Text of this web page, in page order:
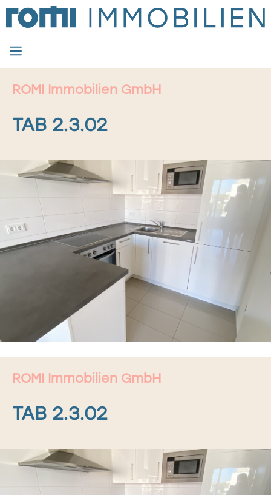
Zum
Inhalt
springen
MENÜ
ROMI Immobilien GmbH
TAB 2.3.02
ROMI Immobilien GmbH
TAB 2.3.02